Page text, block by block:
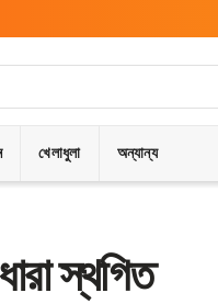
খেলাধুলা অন্যান্য
স্থগিত